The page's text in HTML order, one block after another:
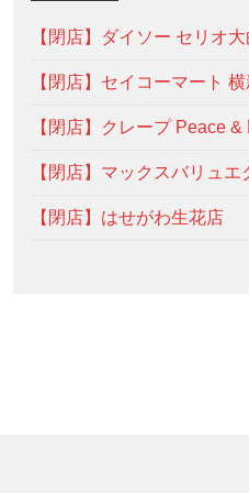
【閉店】ダイソー セリオ
【閉店】セイコーマート
【閉店】クレープ Peace &
【閉店】マックスバリュ
【閉店】はせがわ生花店